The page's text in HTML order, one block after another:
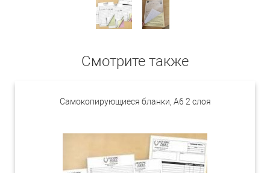
Смотрите также
Самокопирующиеся бланки, А6 2 слоя